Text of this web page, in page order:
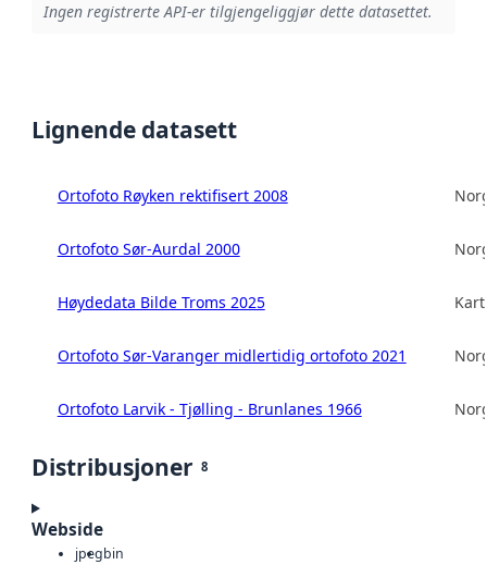
Ingen registrerte API-er tilgjengeliggjør dette datasettet.
Lignende datasett
Ortofoto Røyken rektifisert 2008
Ortofoto Sør-Aurdal 2000
Høydedata Bilde Troms 2025
Ortofoto Sør-Varanger midlertidig ortofoto 2021
Ortofoto Larvik - Tjølling - Brunlanes 1966
Distribusjoner 8
Webside
jpegbin